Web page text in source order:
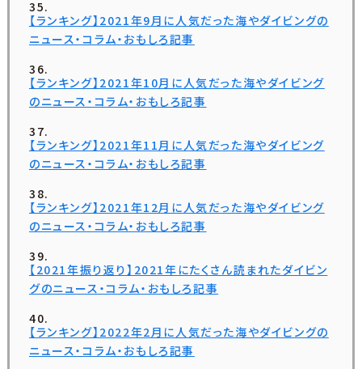
【ランキング】2021年9月に人気だった海やダイビングの
ニュース・コラム・おもしろ記事
【ランキング】2021年10月に人気だった海やダイビング
のニュース・コラム・おもしろ記事
【ランキング】2021年11月に人気だった海やダイビング
のニュース・コラム・おもしろ記事
【ランキング】2021年12月に人気だった海やダイビング
のニュース・コラム・おもしろ記事
【2021年振り返り】2021年にたくさん読まれたダイビン
グのニュース・コラム・おもしろ記事
【ランキング】2022年2月に人気だった海やダイビングの
ニュース・コラム・おもしろ記事